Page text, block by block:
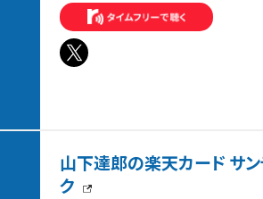
山下達郎の楽天カード サン
ク